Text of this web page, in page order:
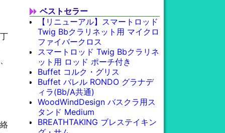
ベストセラー
【リニューアル】スマートロッド
Twig Bbクラリネット用 マイクロ
ファイバークロス
スマートロッド Twig Bbクラリネ
ット用 ロッド ポーチ付き
Buffet コルク・グリス
Buffet バレル RONDO グラナデ
ィラ(Bb/A共通)
WoodWindDesign バスクラ用ス
タンド Medium
BREATHTAKING ブレステイキン